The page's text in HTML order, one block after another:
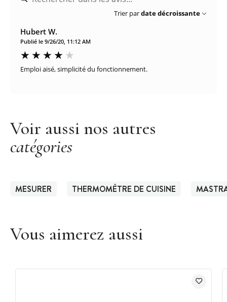
Trier pardate décroissante
Hubert W.
Publié le 9/26/20, 11:12 AM
Emploi aisé, simplicité du fonctionnement.
Voir aussi nos autres
catégories
MESURER THERMOMÈTRE DE CUISINE
Vous aimerez aussi